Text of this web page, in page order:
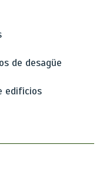
de desagüe
edificios